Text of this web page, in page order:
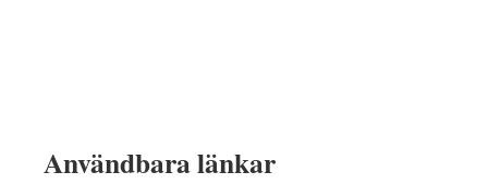
Användbara länkar